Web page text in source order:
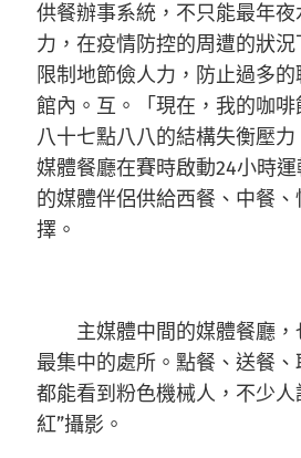
供餐辦事系統，不只能最年
力，在疫情防控的周遭的狀
限制地節儉人力，防止過多
館內。互。「現在，我的咖
八十七點八八的結構失衡壓力
媒體餐廳在賽時啟動24小時
的媒體伴侶供給西餐、中餐
擇。
主媒體中間的媒體餐廳，
最集中的處所。點餐、送餐、
都能看到粉色機械人，不少人
紅”攝影。